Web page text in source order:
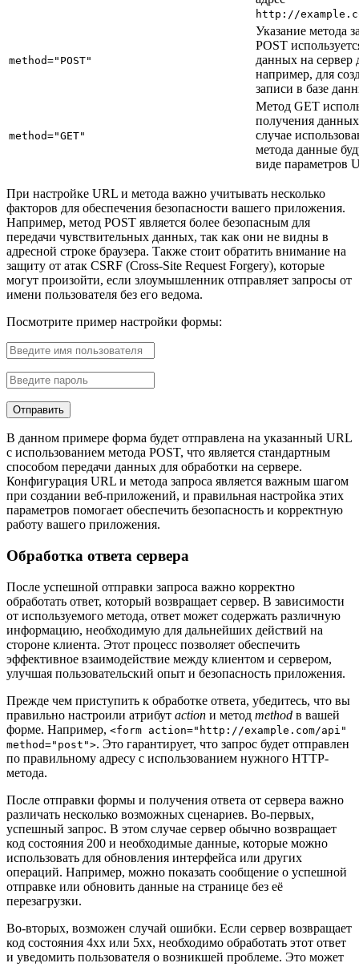
http://
method="POST"
Указание метода
POST
данных на сервер
например, для
записи в базе
method="GET"
Метод GET
получения
случае
метода данные
виде параметров
При настройке URL и метода важно учитывать несколько
факторов для обеспечения безопасности вашего приложения.
Например, метод POST является более безопасным для
передачи чувствительных данных, так как они не видны в
адресной строке браузера. Также стоит обратить внимание на
защиту от атак CSRF (Cross-Site Request Forgery), которые
могут произойти, если злоумышленник отправляет запросы от
имени пользователя без его ведома.
Посмотрите пример настройки формы:
Отправить
В данном примере форма будет отправлена на указанный URL
с использованием метода POST, что является стандартным
способом передачи данных для обработки на сервере.
Конфигурация URL и метода запроса является важным шагом
при создании веб-приложений, и правильная настройка этих
параметров помогает обеспечить безопасность и корректную
работу вашего приложения.
Обработка ответа сервера
После успешной отправки запроса важно корректно
обработать ответ, который возвращает сервер. В зависимости
от используемого метода, ответ может содержать различную
информацию, необходимую для дальнейших действий на
стороне клиента. Этот процесс позволяет обеспечить
эффективное взаимодействие между клиентом и сервером,
улучшая пользовательский опыт и безопасность приложения.
Прежде чем приступить к обработке ответа, убедитесь, что вы
правильно настроили атрибут action и метод method в вашей
форме. Например, <form action="http://example.com/api"
method="post">. Это гарантирует, что запрос будет отправлен
по правильному адресу с использованием нужного HTTP-
метода.
После отправки формы и получения ответа от сервера важно
различать несколько возможных сценариев. Во-первых,
успешный запрос. В этом случае сервер обычно возвращает
код состояния 200 и необходимые данные, которые можно
использовать для обновления интерфейса или других
операций. Например, можно показать сообщение о успешной
отправке или обновить данные на странице без её
перезагрузки.
Во-вторых, возможен случай ошибки. Если сервер возвращает
код состояния 4xx или 5xx, необходимо обработать этот ответ
и уведомить пользователя о возникшей проблеме. Это может